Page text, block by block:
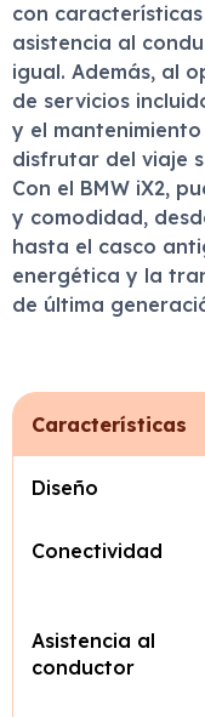
con
asistencia al
igual. Además, al
de servicios
y el
disfrutar del viaje
Con el BMW iX2,
y comodidad,
hasta el casco
energética y la
de última
Características
Diseño
Conectividad
Asistencia al
conductor